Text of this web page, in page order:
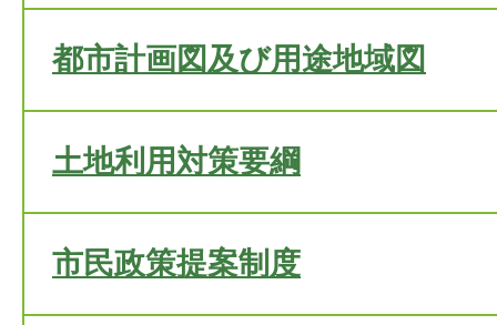
都市計画図及び用途地域図
土地利用対策要綱
市民政策提案制度